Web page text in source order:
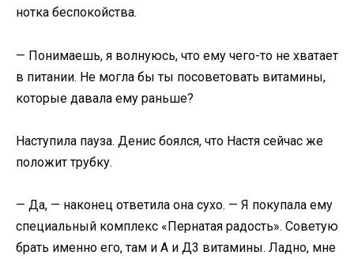
нотка беспокойства.
— Понимаешь, я волнуюсь, что ему чего-то не хватает
в питании. Не могла бы ты посоветовать витамины,
которые давала ему раньше?
Наступила пауза. Денис боялся, что Настя сейчас же
положит трубку.
— Да, — наконец ответила она сухо. — Я покупала ему
специальный комплекс «Пернатая радость». Советую
брать именно его, там и А и Д3 витамины. Ладно, мне